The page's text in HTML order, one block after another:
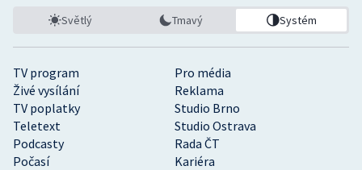
TV program
Pro média
Živé vysílání
Reklama
TV poplatky
Studio Brno
Teletext
Studio Ostrava
Podcasty
Rada ČT
Počasí
Kariéra
Světlý Tmavý Systém